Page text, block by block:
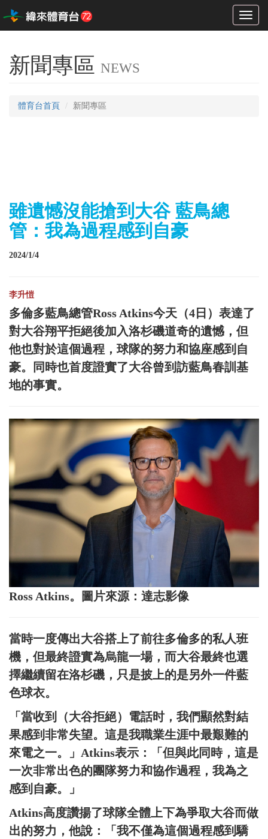
Toggle
新聞專區 NEWS
體育台首頁 新聞專區
雖遺憾沒能搶到大谷 藍鳥總
管：我為過程感到自豪
2024/1/4
李升愷
多倫多藍鳥總管Ross Atkins今天（4日）表達了
對大谷翔平拒絕後加入洛杉磯道奇的遺憾，但
他也對於這個過程，球隊的努力和協座感到自
豪。同時也首度證實了大谷曾到訪藍鳥春訓基
地的事實。
Ross Atkins。圖片來源：達志影像
當時一度傳出大谷搭上了前往多倫多的私人班
機，但最終證實為烏龍一場，而大谷最終也選
擇繼續留在洛杉磯，只是披上的是另外一件藍
色球衣。
「當收到（大谷拒絕）電話时，我們顯然對結
果感到非常失望。這是我職業生涯中最艱難的
來電之一。」Atkins表示：「但與此同時，這是
一次非常出色的團隊努力和協作過程，我為之
感到自豪。」
Atkins高度讚揚了球隊全體上下為爭取大谷而做
出的努力，他說：「我不僅為這個過程感到驕